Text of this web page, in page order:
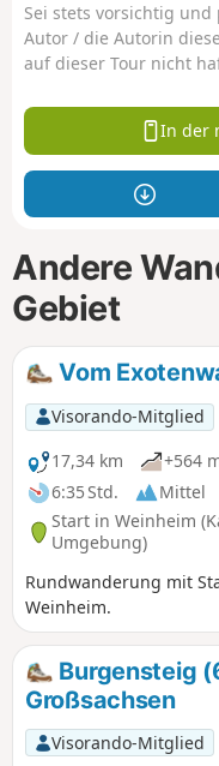
Sei stets vorsichtig
Autor / die Autorin
auf dieser Tour nicht
In der
Andere
Gebiet
Vom
Visorando-Mitglied
17,34 km
+564
6:35 Std.
Mittel
Start in Weinheim
Umgebung)
Rundwanderung mit
Weinheim.
Burgensteig
Großsachsen
Visorando-Mitglied